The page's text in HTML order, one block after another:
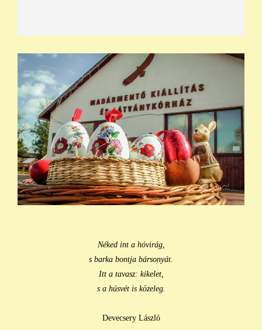
Néked int a hóvirág,
s barka bontja bársonyát.
Itt a tavasz: kikelet,
s a húsvét is közeleg.
Devecsery László